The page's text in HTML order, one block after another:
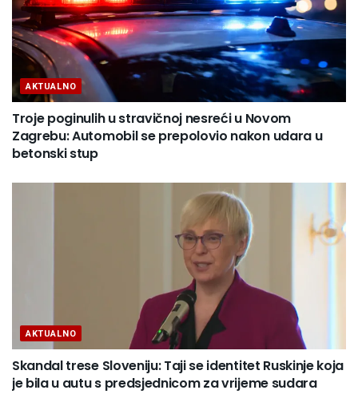
AKTUALNO
Troje poginulih u stravičnoj nesreći u Novom
Zagrebu: Automobil se prepolovio nakon udara u
betonski stup
AKTUALNO
Skandal trese Sloveniju: Taji se identitet Ruskinje koja
je bila u autu s predsjednicom za vrijeme sudara